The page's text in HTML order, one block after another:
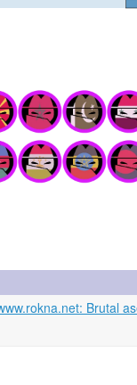
Brutal